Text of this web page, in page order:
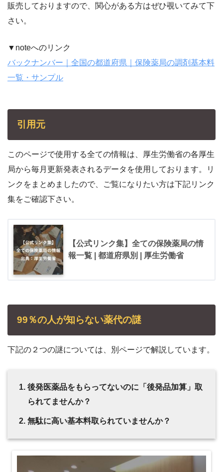
販売しておりますので、関心がある方はぜひ覗いてみて下
さい。
▼noteへのリンク
バックナンバー｜全国の都道府県｜保険薬局の調剤基本料
一覧・サンプル
引用元
このページで使用する全ての情報は、厚生労働省の各厚生
局から毎月更新発表されるデータを使用しております。リ
ンクをまとめましたので、ご覧になりたい方は下記リンク
集をご確認下さい。
【公式リンク集】全ての保険薬局の情
報一覧 | 都道府県別 | 厚生労働省
99％の人が知らない薬代の謎
下記の２つの謎については、別ページで解説しています。
後発医薬品をもらってないのに「後発品加算」取
られてませんか？
無駄に高い基本料取られていませんか？